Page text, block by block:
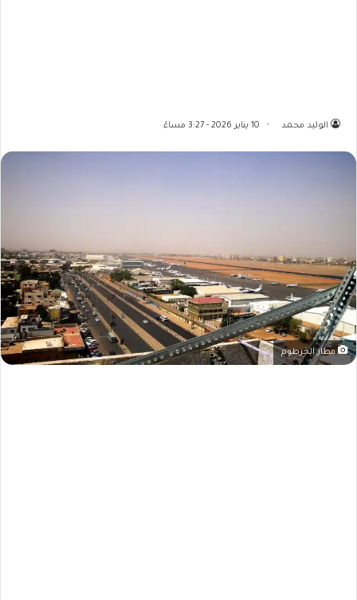
الوليد محمد 10 يناير 2026 - 3:27 مساءً
مطار الخرطوم